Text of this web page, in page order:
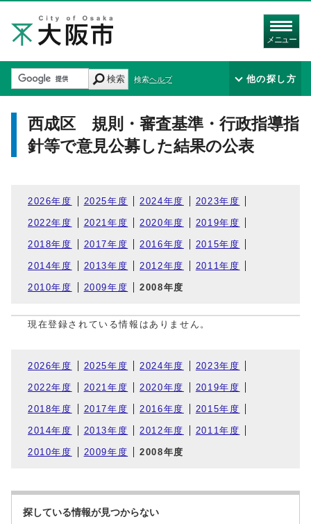
メニュー
検索 検索ヘルプ 他の探し方
西成区 規則・審査基準・行政指導指
針等で意見公募した結果の公表
2026年度 2025年度 2024年度 2023年度
2022年度 2021年度 2020年度 2019年度
2018年度 2017年度 2016年度 2015年度
2014年度 2013年度 2012年度 2011年度
2010年度 2009年度 2008年度
現在登録されている情報はありません。
2026年度 2025年度 2024年度 2023年度
2022年度 2021年度 2020年度 2019年度
2018年度 2017年度 2016年度 2015年度
2014年度 2013年度 2012年度 2011年度
2010年度 2009年度 2008年度
探している情報が見つからない